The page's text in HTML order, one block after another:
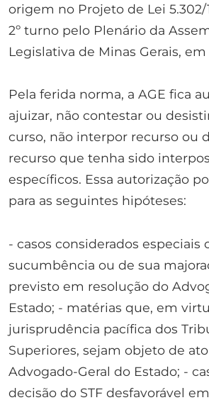
origem no Projeto de Lei 5.302/
2º turno pelo Plenário da
Legislativa de Minas Gerais, em
Pela ferida norma, a AGE fica
ajuizar, não contestar ou
curso, não interpor recurso ou
recurso que tenha sido
específicos. Essa autorização
para as seguintes hipóteses:
- casos considerados especiais
sucumbência ou de sua
previsto em resolução do
Estado; - matérias que, em
jurisprudência pacífica dos
Superiores, sejam objeto de
Advogado-Geral do Estado; -
decisão do STF desfavorável